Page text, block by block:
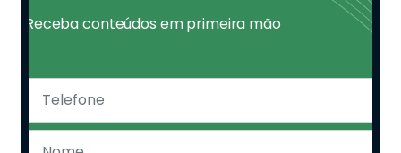
Receba conteúdos em primeira mão